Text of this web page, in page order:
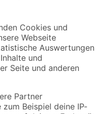
mehr verpassen!